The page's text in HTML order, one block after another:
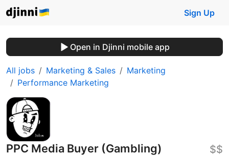
Sign Up
Open in Djinni mobile app
All jobs Marketing & Sales
Marketing
Performance Marketing
PPC Media Buyer (Gambling) $$